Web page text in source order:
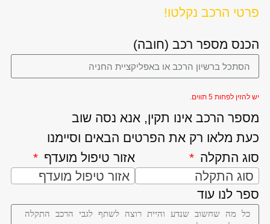
פרטי הרכב נקלטו!
הכנס מספר רכב (חובה)
יש להזין לפחות 5 תווים.
מספר הרכב אינו תקין, אנא נסה שוב
כעת מלאו רק את הפרטים הבאים וסיימנו
סוג התקלה
סוג התקלה
אזור טיפול מועדף
אזור טיפול מועדף
ספר לנו עוד